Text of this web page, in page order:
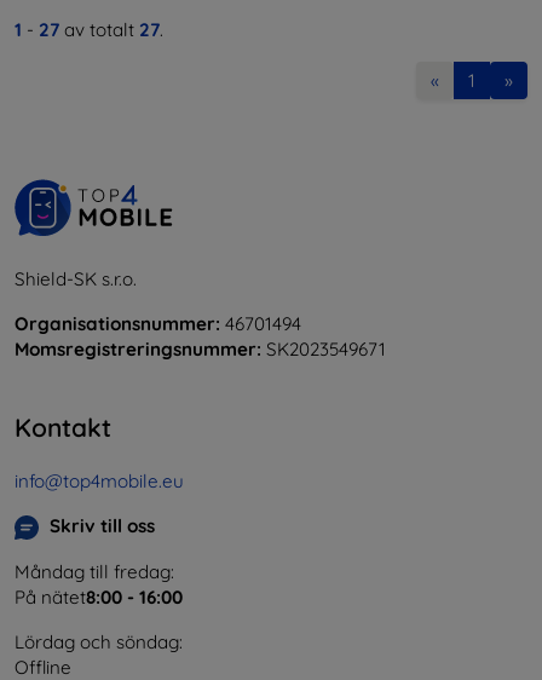
1 - 27 av totalt 27.
« 1 »
Shield-SK s.r.o.
Organisationsnummer: 46701494
Momsregistreringsnummer: SK2023549671
Kontakt
info@top4mobile.eu
Skriv till oss
Måndag till fredag:
På nätet8:00 - 16:00
Lördag och söndag:
Offline